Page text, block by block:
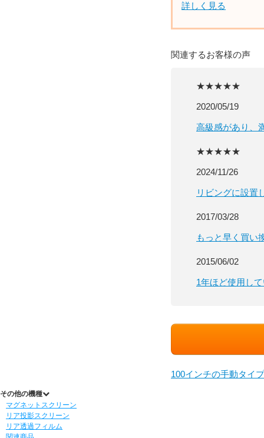
詳しく見る
関連するお客様の声
★★★★★
2020/05/19
高級感があり、
★★★★★
2024/11/26
リビングに設置
2017/03/28
もっと早く買い
2015/06/02
1年ほど使用し
100インチの手動タイ
その他の機種
マグネットスクリーン
リア投影スクリーン
リア透過フィルム